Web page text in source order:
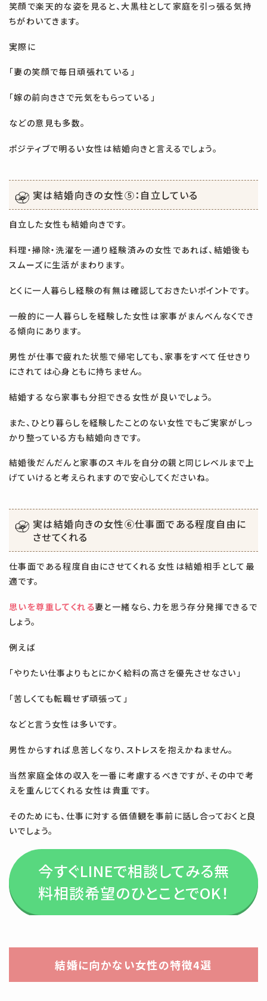
笑顔で楽天的な姿を見ると、大黒柱として家庭を引っ張る気持
ちがわいてきます。
実際に
「妻の笑顔で毎日頑張れている」
「嫁の前向きさで元気をもらっている」
などの意見も多数。
ポジティブで明るい女性は結婚向きと言えるでしょう。
実は結婚向きの女性⑤：自立している
自立した女性も結婚向きです。
料理・掃除・洗濯を一通り経験済みの女性であれば、結婚後も
スムーズに生活がまわります。
とくに一人暮らし経験の有無は確認しておきたいポイントです。
一般的に一人暮らしを経験した女性は家事がまんべんなくでき
る傾向にあります。
男性が仕事で疲れた状態で帰宅しても、家事をすべて任せきり
にされては心身ともに持ちません。
結婚するなら家事も分担できる女性が良いでしょう。
また、ひとり暮らしを経験したことのない女性でもご実家がしっ
かり整っている方も結婚向きです。
結婚後だんだんと家事のスキルを自分の親と同じレベルまで上
げていけると考えられますので安心してくださいね。
実は結婚向きの女性⑥仕事面である程度自由に
させてくれる
仕事面である程度自由にさせてくれる女性は結婚相手として最
適です。
思いを尊重してくれる妻と一緒なら、力を思う存分発揮できるで
しょう。
例えば
「やりたい仕事よりもとにかく給料の高さを優先させなさい」
「苦しくても転職せず頑張って」
などと言う女性は多いです。
男性からすれば息苦しくなり、ストレスを抱えかねません。
当然家庭全体の収入を一番に考慮するべきですが、その中で考
えを重んじてくれる女性は貴重です。
そのためにも、仕事に対する価値観を事前に話し合っておくと良
いでしょう。
今すぐLINEで相談してみる無
料相談希望のひとことでOK！
結婚に向かない女性の特徴4選